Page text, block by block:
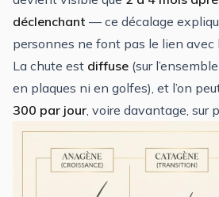
déclenchant — ce décalage
personnes ne font pas le lien avec
La chute est diffuse (sur
en plaques ni en golfes), et l’on
300 par jour , voire davantage, sur